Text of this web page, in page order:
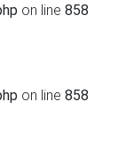
on line 858
on line 858